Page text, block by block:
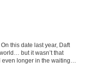
this date last year, Daft
but it wasn’t that
even longer in the waiting.